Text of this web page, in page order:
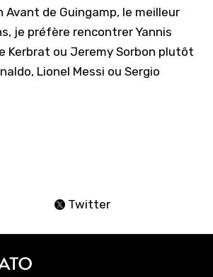
Avant de Guingamp, le meilleur
je préfère rencontrer Yannis
Kerbrat ou Jeremy Sorbon plutôt
Lionel Messi ou Sergio
Twitter